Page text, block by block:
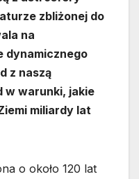
zbliżonej do
na
dynamicznego
z naszą
w warunki, jakie
miliardy lat
o około 120 lat